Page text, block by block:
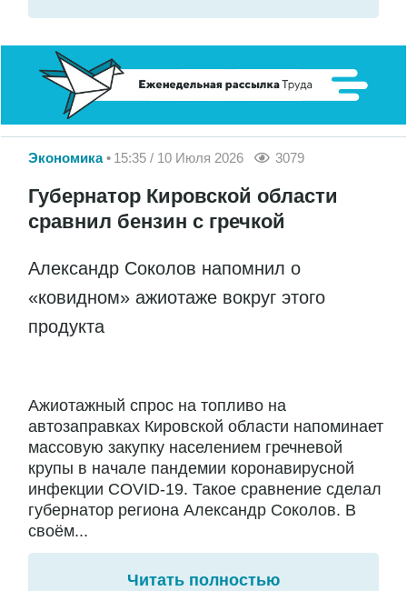
Экономика 15:35 / 10 Июля 2026 3079
Губернатор Кировской области
сравнил бензин с гречкой
Александр Соколов напомнил о
«ковидном» ажиотаже вокруг этого
продукта
Ажиотажный спрос на топливо на
автозаправках Кировской области напоминает
массовую закупку населением гречневой
крупы в начале пандемии коронавирусной
инфекции COVID-19. Такое сравнение сделал
губернатор региона Александр Соколов. В
своём...
Читать полностью